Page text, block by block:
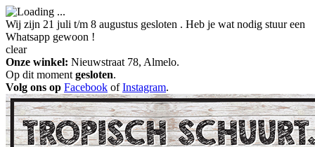
Wij zijn 21 juli t/m 8 augustus gesloten . Heb je wat nodig stuur een
Whatsapp gewoon !
clear
Onze winkel: Nieuwstraat 78, Almelo.
Op dit moment gesloten.
Volg ons op Facebook ofInstagram.